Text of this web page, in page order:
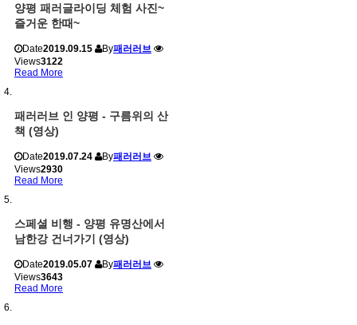
양평 패러글라이딩 체험 사진~
즐거운 한때~
Date2019.09.15 By패러러브
Views3122
Read More
패러러브 인 양평 - 구름위의 산
책 (영상)
Date2019.07.24 By패러러브
Views2930
Read More
스페셜 비행 - 양평 유명산에서
남한강 건너가기 (영상)
Date2019.05.07 By패러러브
Views3643
Read More